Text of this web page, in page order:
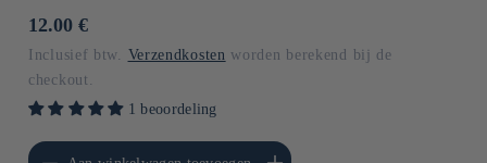
Normale
12.00 €
Inclusief btw. Verzendkosten worden berekend bij de
checkout.
1 beoordeling
voor Default
Aantal verhogen voor Default